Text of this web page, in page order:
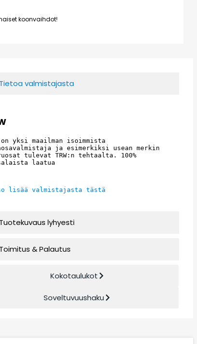
koonvaihdot!
Tietoa valmistajasta
on yksi maailman isoimmista
ja esimerkiksi usean merkin
tulevat TRW:n tehtaalta. 100%
laatua
lisää valmistajasta tästä
Tuotekuvaus lyhyesti
Toimitus & Palautus
Kokotaulukot
Soveltuvuushaku